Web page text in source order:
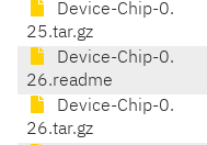
Device-Chip-0.
25.tar.gz
Device-Chip-0.
26.readme
Device-Chip-0.
26.tar.gz